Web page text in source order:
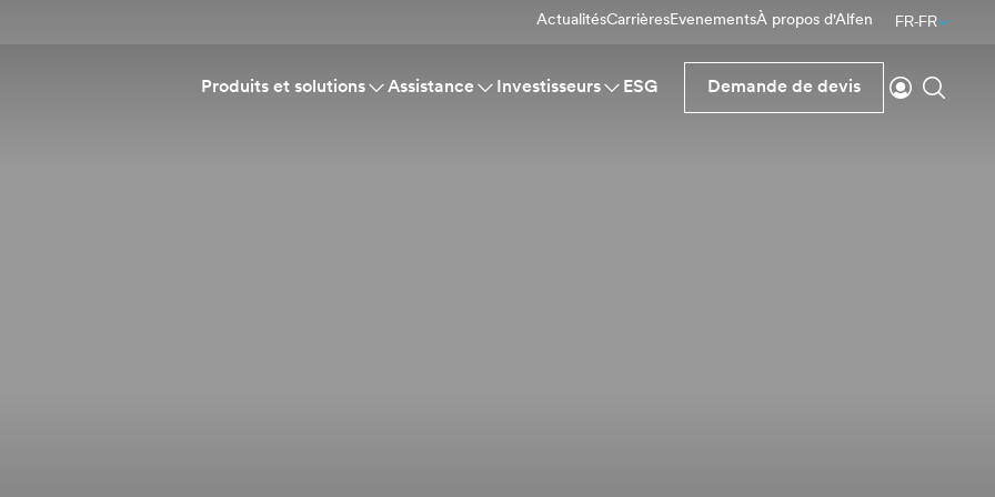
ActualitésCarrièresEvenementsÀ propos d'Alfen FR-FR
Produits et solutions Assistance Investisseurs ESG Demande de devis
Se